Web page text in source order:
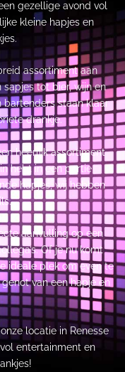
gezellige avond vol
kleine hapjes en
assortiment aan
tot bier, wijn en
bartenders staan klaar
drankje.
heerlijk assortiment
hebt in een portie
hapjes, wij hebben
aanvulling op een
Of je nu komt
ideale plek om even te
van een hapje en
locatie in Renesse
entertainment en